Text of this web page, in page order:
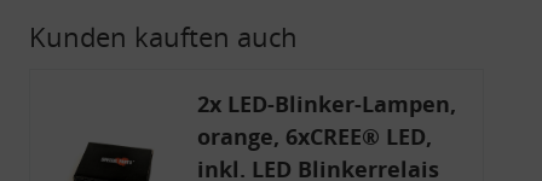
Kunden kauften auch
2x LED-Blinker-Lampen,
orange, 6xCREE® LED,
inkl. LED Blinkerrelais